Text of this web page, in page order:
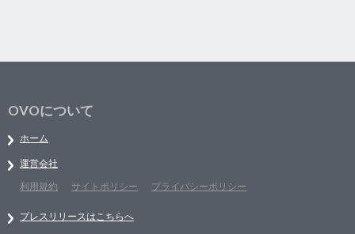
OVOについて
ホーム
運営会社
利用規約
サイトポリシー プライバシーポリシー
プレスリリースはこちらへ